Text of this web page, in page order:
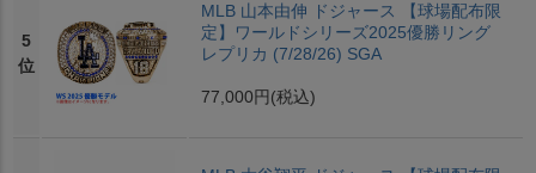
5
位
MLB 山本由伸 ドジャース 【球場配布限
定】ワールドシリーズ2025優勝リング
レプリカ (7/28/26) SGA
77,000円 (税込)